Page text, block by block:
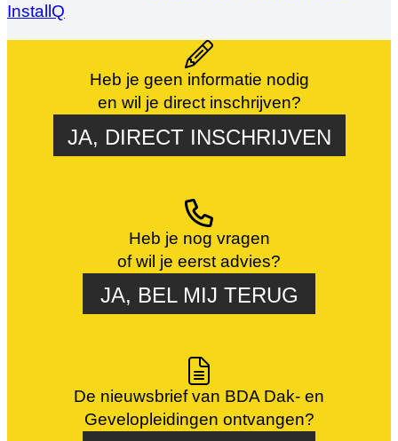
InstallQ
Heb je geen informatie nodig
en wil je direct inschrijven?
JA, DIRECT INSCHRIJVEN
Heb je nog vragen
of wil je eerst advies?
JA, BEL MIJ TERUG
De nieuwsbrief van BDA Dak- en
Gevelopleidingen ontvangen?